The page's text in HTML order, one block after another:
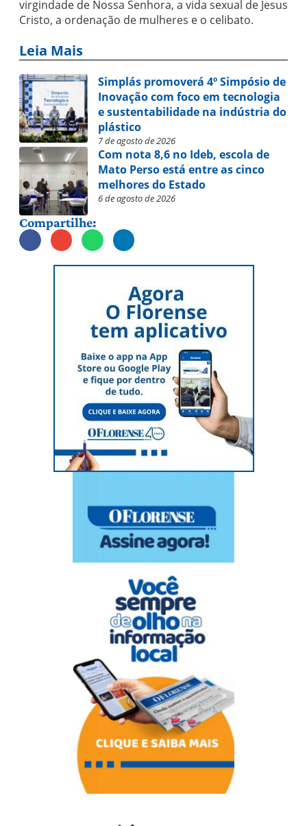
virgindade de Nossa Senhora, a vida sexual de Jesus
Cristo, a ordenação de mulheres e o celibato.
Leia Mais
Simplás promoverá 4º Simpósio de
Inovação com foco em tecnologia
e sustentabilidade na indústria do
plástico
7 de agosto de 2026
Com nota 8,6 no Ideb, escola de
Mato Perso está entre as cinco
melhores do Estado
6 de agosto de 2026
Compartilhe: